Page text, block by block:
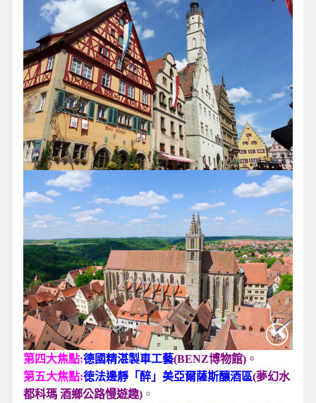
第四大焦點:德國精湛製車工藝(BENZ博物館)。
第五大焦點:徳法邊靜「醉」美亞爾薩斯釀酒區(夢幻水
都科瑪 酒鄉公路慢遊趣)。